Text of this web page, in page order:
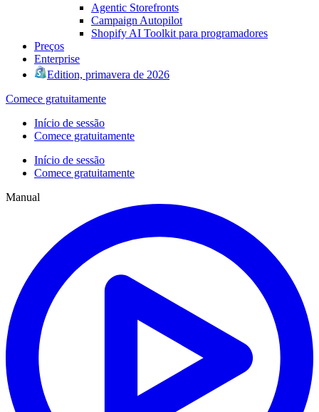
Agentic Storefronts
Campaign Autopilot
Shopify AI Toolkit para programadores
Preços
Enterprise
Edition, primavera de 2026
Comece gratuitamente
Início de sessão
Comece gratuitamente
Início de sessão
Comece gratuitamente
Manual